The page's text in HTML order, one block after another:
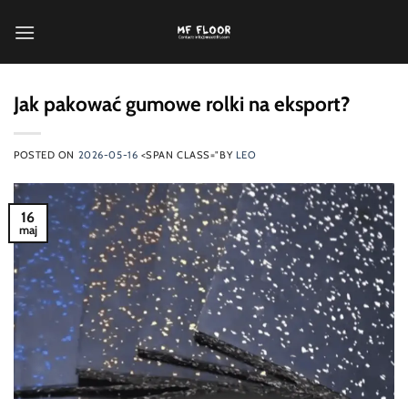
do
Jak pakować gumowe rolki na eksport?
POSTED ON 2026-05-16 <SPAN CLASS="BY LEO
16
maj